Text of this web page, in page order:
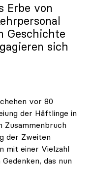
Erbe von
Geschichte
sich
vor 80
der Häftlinge in
Zusammenbruch
der Zweiten
mit einer Vielzahl
das nun